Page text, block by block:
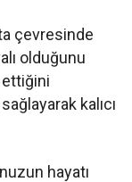
çevresinde
olduğunu
kalıcı
hayatı